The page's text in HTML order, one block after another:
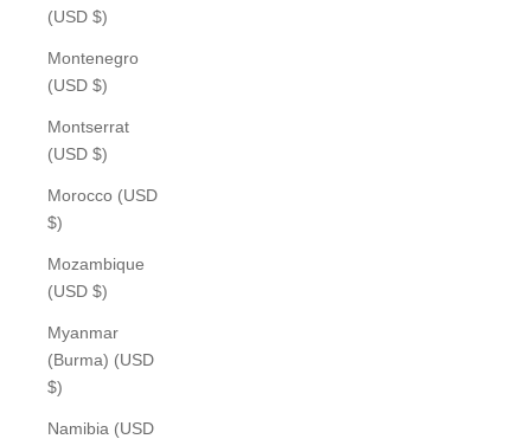
(USD $)
Montenegro
(USD $)
Montserrat
(USD $)
Morocco (USD
$)
Mozambique
(USD $)
Myanmar
(Burma) (USD
$)
Namibia (USD